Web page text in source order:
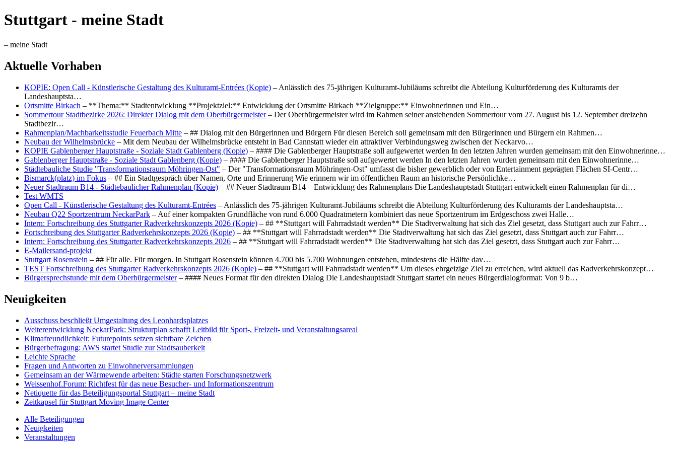
Stuttgart - meine Stadt
– meine Stadt
Aktuelle Vorhaben
KOPIE: Open Call - Künstlerische Gestaltung des Kulturamt-Entrées (Kopie) – Anlässlich des 75-jährigen Kulturamt-Jubiläums schreibt die Abteilung Kulturförderung des Kulturamts der
Landeshauptsta…
Ortsmitte Birkach – **Thema:** Stadtentwicklung **Projektziel:** Entwicklung der Ortsmitte Birkach **Zielgruppe:** Einwohnerinnen und Ein…
Sommertour Stadtbezirke 2026: Direkter Dialog mit dem Oberbürgermeister– Der Oberbürgermeister wird im Rahmen seiner anstehenden Sommertour vom 27. August bis 12. September dreizehn
Stadtbezir…
Rahmenplan/Machbarkeitsstudie Feuerbach Mitte – ## Dialog mit den Bürgerinnen und Bürgern Für diesen Bereich soll gemeinsam mit den Bürgerinnen und Bürgern ein Rahmen…
Neubau der Wilhelmsbrücke – Mit dem Neubau der Wilhelmsbrücke entsteht in Bad Cannstatt wieder ein attraktiver Verbindungsweg zwischen der Neckarvo…
KOPIE Gablenberger Hauptstraße - Soziale Stadt Gablenberg (Kopie) – #### Die Gablenberger Hauptstraße soll aufgewertet werden In den letzten Jahren wurden gemeinsam mit den Einwohnerinne…
Gablenberger Hauptstraße - Soziale Stadt Gablenberg (Kopie) – #### Die Gablenberger Hauptstraße soll aufgewertet werden In den letzten Jahren wurden gemeinsam mit den Einwohnerinne…
Städtebauliche Studie "Transformationsraum Möhringen-Ost" – Der "Transformationsraum Möhringen-Ost" umfasst die bisher gewerblich oder von Entertainment geprägten Flächen SI-Centr…
Bismarck(platz) im Fokus – ## Ein Stadtgespräch über Namen, Orte und Erinnerung Wie erinnern wir im öffentlichen Raum an historische Persönlichke…
Neuer Stadtraum B14 - Städtebaulicher Rahmenplan (Kopie) – ## Neuer Stadtraum B14 – Entwicklung des Rahmenplans Die Landeshauptstadt Stuttgart entwickelt einen Rahmenplan für di…
Test WMTS
Open Call - Künstlerische Gestaltung des Kulturamt-Entrées – Anlässlich des 75-jährigen Kulturamt-Jubiläums schreibt die Abteilung Kulturförderung des Kulturamts der Landeshauptsta…
Neubau Q22 Sportzentrum NeckarPark – Auf einer kompakten Grundfläche von rund 6.000 Quadratmetern kombiniert das neue Sportzentrum im Erdgeschoss zwei Halle…
Intern: Fortschreibung des Stuttgarter Radverkehrskonzepts 2026 (Kopie) – ## **Stuttgart will Fahrradstadt werden** Die Stadtverwaltung hat sich das Ziel gesetzt, dass Stuttgart auch zur Fahrr…
Fortschreibung des Stuttgarter Radverkehrskonzepts 2026 (Kopie) – ## **Stuttgart will Fahrradstadt werden** Die Stadtverwaltung hat sich das Ziel gesetzt, dass Stuttgart auch zur Fahrr…
Intern: Fortschreibung des Stuttgarter Radverkehrskonzepts 2026 – ## **Stuttgart will Fahrradstadt werden** Die Stadtverwaltung hat sich das Ziel gesetzt, dass Stuttgart auch zur Fahrr…
E-Mailersand-projekt
Stuttgart Rosenstein – ## Für alle. Für morgen. In Stuttgart Rosenstein können 4.700 bis 5.700 Wohnungen entstehen, mindestens die Hälfte dav…
TEST Fortschreibung des Stuttgarter Radverkehrskonzepts 2026 (Kopie) – ## **Stuttgart will Fahrradstadt werden** Um dieses ehrgeizige Ziel zu erreichen, wird aktuell das Radverkehrskonzept…
Bürgersprechstunde mit dem Oberbürgermeister– #### Neues Format für den direkten Dialog Die Landeshauptstadt Stuttgart startet ein neues Bürgerdialogformat: Von 9 b…
Neuigkeiten
Ausschuss beschließt Umgestaltung des Leonhards­platzes
Weiterentwicklung NeckarPark: Strukturplan schafft Leitbild für Sport-, Freizeit- und Veranstaltungsareal
Klimafreundlichkeit: Futurepoints setzen sichtbare Zeichen
Bürgerbefragung: AWS startet Studie zur Stadtsauberkeit
Leichte Sprache
Fragen und Antworten zu Einwohnerversammlungen
Gemeinsam an der Wärmewende arbeiten: Städte starten Forschungsnetzwerk
Weissenhof.Forum: Richtfest für das neue Besucher- und Informationszentrum
Netiquette für das Beteiligungsportal Stuttgart – meine Stadt
Zeitkapsel für Stuttgart Moving Image Center
Alle Beteiligungen
Neuigkeiten
Veranstaltungen